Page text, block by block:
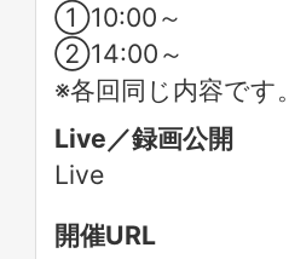
①10:00～
②14:00～
※各回同じ内容です。
Live／録画公開
Live
開催URL